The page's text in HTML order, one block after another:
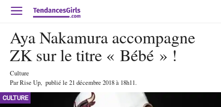
Aya Nakamura accompagne
ZK sur le titre « Bébé » !
Culture
ParRise Up, publié le 21 décembre 2018à 18h11.
CULTURE